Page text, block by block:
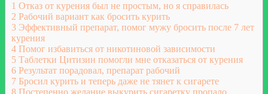
1 Отказ от курения был не простым, но я справилась
2 Рабочий вариант как бросить курить
3 Эффективный препарат, помог мужу бросить после 7 лет
курения
4 Помог избавиться от никотиновой зависимости
5 Таблетки Цитизин помогли мне отказаться от курения
6 Результат порадовал, препарат рабочий
7 Бросил курить и теперь даже не тянет к сигарете